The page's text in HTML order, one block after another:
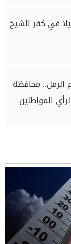
في كفر الشيخ
الرمل.. محافظة
المواطنين